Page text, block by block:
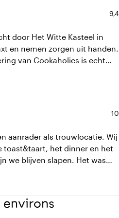
9,4
door Het Witte Kasteel in
en nemen zorgen uit handen.
van Cookaholics is echt
10
aanrader als trouwlocatie. Wij
toast&taart, het dinner en het
we blijven slapen. Het was
Alles was er heel goed
uit. Het eten was lekker het het
en gezellig."